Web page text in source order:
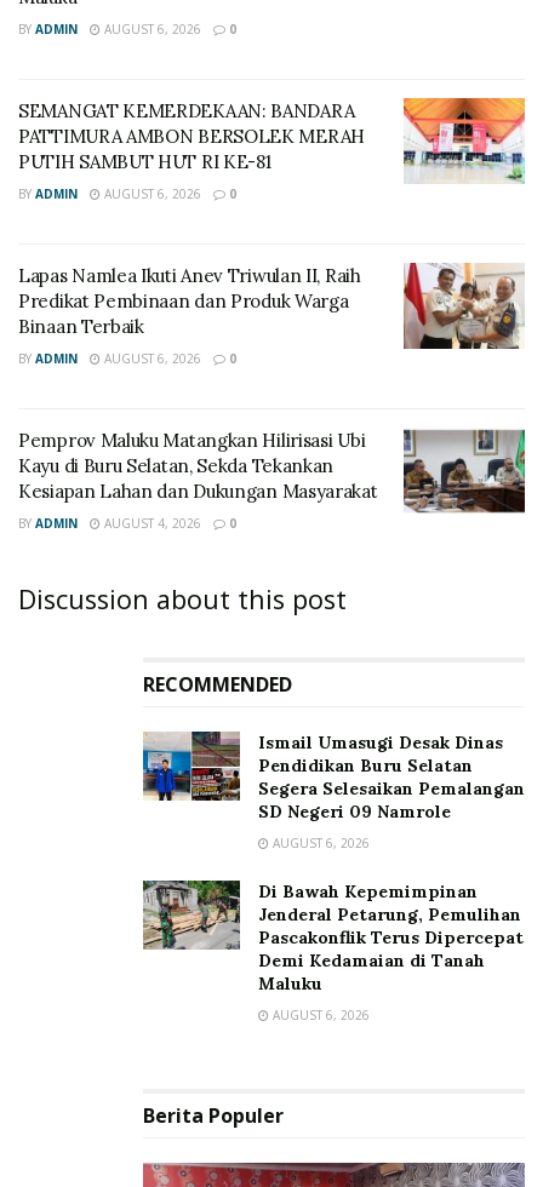
BY ADMIN AUGUST 6, 2026 0
SEMANGAT KEMERDEKAAN: BANDARA
PATTIMURA AMBON BERSOLEK MERAH
PUTIH SAMBUT HUT RI KE-81
BY ADMIN AUGUST 6, 2026 0
Lapas Namlea Ikuti Anev Triwulan II, Raih
Predikat Pembinaan dan Produk Warga
Binaan Terbaik
BY ADMIN AUGUST 6, 2026 0
‎Pemprov Maluku Matangkan Hilirisasi Ubi
Kayu di Buru Selatan, Sekda Tekankan
Kesiapan Lahan dan Dukungan Masyarakat
BY ADMIN AUGUST 4, 2026 0
Discussion about this post
RECOMMENDED
Ismail Umasugi Desak Dinas
Pendidikan Buru Selatan
Segera Selesaikan Pemalangan
SD Negeri 09 Namrole
AUGUST 6, 2026
Di Bawah Kepemimpinan
Jenderal Petarung, Pemulihan
Pascakonflik Terus Dipercepat
Demi Kedamaian di Tanah
Maluku
AUGUST 6, 2026
Berita Populer